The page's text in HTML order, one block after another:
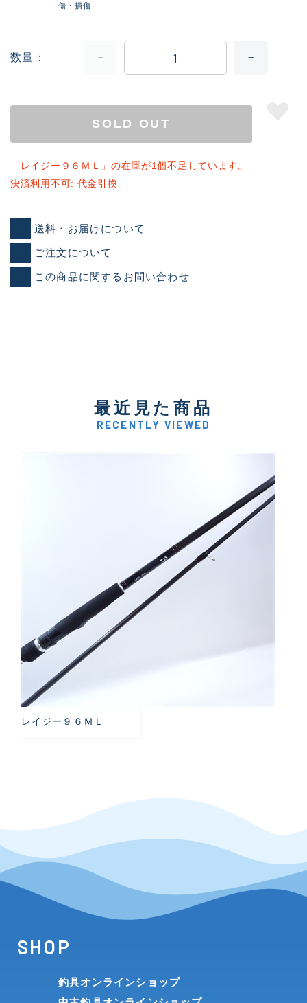
傷・損傷
数量
SOLD OUT
「レイジー９６ＭＬ」の在庫が1個不足しています。
決済利用不可: 代金引換
送料・お届けについて
ご注文について
この商品に関するお問い合わせ
最近見た商品
RECENTLY VIEWED
レイジー９６ＭＬ
SHOP
釣具オンラインショップ